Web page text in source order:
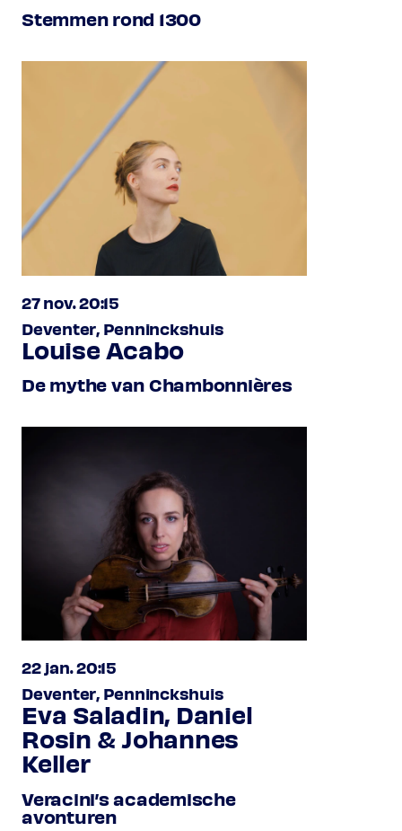
Stemmen rond 1300
27 nov. 20:15
Deventer, Penninckshuis
Louise Acabo
De mythe van Chambonnières
22 jan. 20:15
Deventer, Penninckshuis
Eva Saladin, Daniel
Rosin & Johannes
Keller
Veracini’s academische
avonturen